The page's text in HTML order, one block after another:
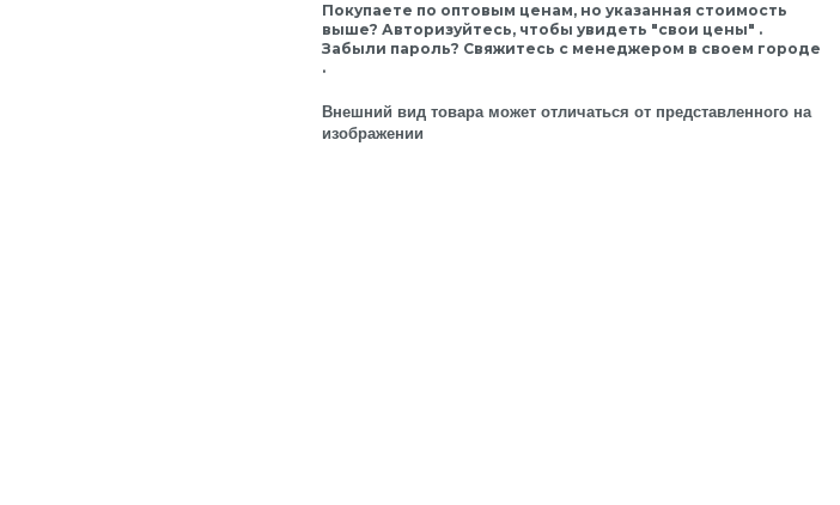
Покупаете по оптовым ценам, но указанная стоимость
выше? Авторизуйтесь, чтобы увидеть "свои цены" .
Забыли пароль? Свяжитесь с менеджером в своем городе
.
Внешний вид товара может отличаться от представленного на
изображении